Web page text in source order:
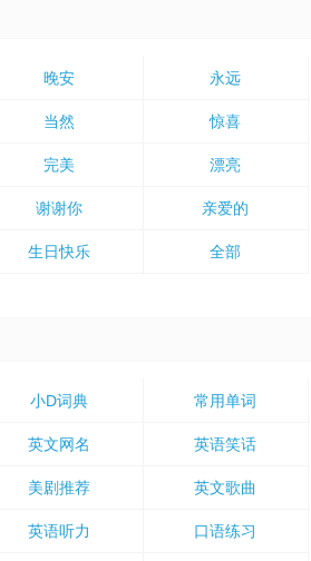
晚安 永远
当然 惊喜
完美 漂亮
谢谢你 亲爱的
生日快乐 全部
小D词典 常用单词
英文网名 英语笑话
美剧推荐 英文歌曲
英语听力 口语练习